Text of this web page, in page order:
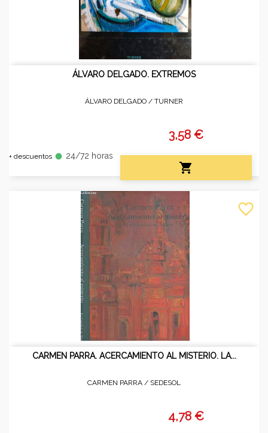
ÁLVARO DELGADO. EXTREMOS
ÁLVARO DELGADO / TURNER
+ descuentos fiber_manual_record 24/72 horas
3,58 €

CARMEN PARRA. ACERCAMIENTO AL MISTERIO. LA...
CARMEN PARRA / SEDESOL
4,78 €
favorite_border